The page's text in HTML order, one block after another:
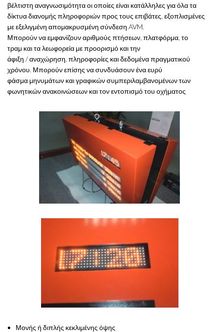
βέλτιστη αναγνωσιμότηταοι οποίες είναι κατάλληλες γιαόλα τα
δίκτυαδιανομής πληροφοριών προς τους επιβάτες, εξοπλισμένες
μεεξελιγμένη απομακρυσμένη σύνδεση AVM.
Μπορούν ναεμφανίζουναριθμούς πτήσεων, πλατφόρμα, το
τραμ και τα λεωφορεία μεπροορισμό καιτην
άφιξη /αναχώρηση, πληροφορίες καιδεδομένα πραγματικού
χρόνου. Μπορούνεπίσης να συνδυάσουνένα ευρύ
φάσμα μηνυμάτων και γραφικώνσυμπεριλαμβανομένων των
φωνητικώνανακοινώσεων και τον εντοπισμότου οχήματος
Μονής ή διπλής κεκλιμένης όψης